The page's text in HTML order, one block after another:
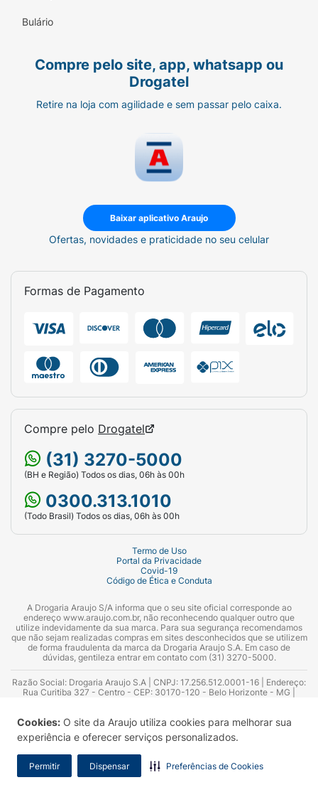
Cookies: O site da Araujo utiliza cookies para melhorar sua
experiência e oferecer serviços personalizados.
Permitir Dispensar Preferências de Cookies
Bulário
Compre pelo site, app, whatsapp ou
Drogatel
Retire na loja com agilidade e sem passar pelo caixa.
Baixar aplicativo Araujo
Ofertas, novidades e praticidade no seu celular
Formas de Pagamento
Compre pelo Drogatel
(31) 3270-5000
(BH e Região) Todos os dias, 06h às 00h
0300.313.1010
(Todo Brasil) Todos os dias, 06h às 00h
Termo de Uso
Portal da Privacidade
Covid-19
Código de Ética e Conduta
A Drogaria Araujo S/A informa que o seu site oficial corresponde ao
endereço www.araujo.com.br, não reconhecendo qualquer outro que
utilize indevidamente da sua marca. Para sua segurança recomendamos
que não sejam realizadas compras em sites desconhecidos que se utilizem
de forma fraudulenta da marca da Drogaria Araujo S.A. Em caso de
dúvidas, gentileza entrar em contato com (31) 3270-5000.
Razão Social: Drogaria Araujo S.A | CNPJ: 17.256.512.0001-16 | Endereço:
Rua Curitiba 327 - Centro - CEP: 30170-120 - Belo Horizonte - MG |
Azevedo Guimarães – CRF 10.965 | Yasmin Silva Alvarenga – CRF 52.584 -
Consultor substituto: Thiago Aguiar Pinheiro - CRF Nº 13.748. Alvará
Sanitário: 2025020713 | Autorização de Funcionamento da Empresa (AFE):